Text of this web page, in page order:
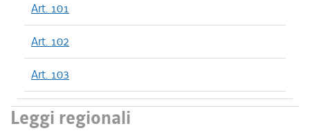
Art. 101
Art. 102
Art. 103
Leggi regionali